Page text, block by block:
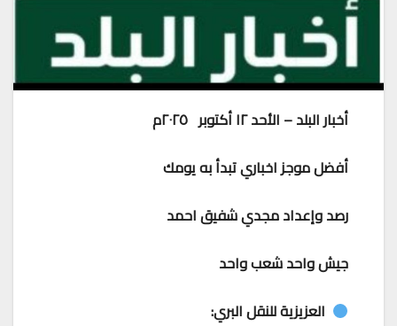
أخبار البلد – الأحد ١٢ أكتوبر ٢٠٢٥م
أفضل موجز اخباري تبدأ به يومك
رصد وإعداد مجدي شفيق احمد
جيش واحد شعب واحد
العزيزية للنقل البري: